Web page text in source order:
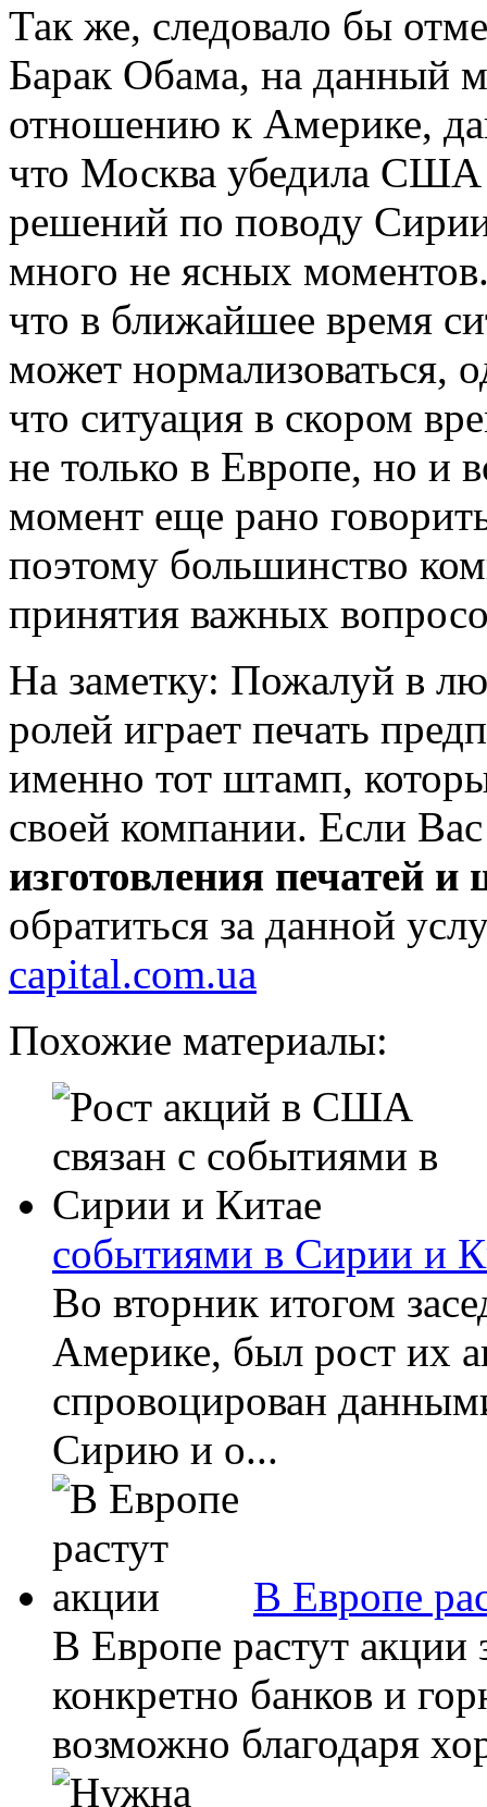
Так же, следовало бы
Барак Обама, на данный
отношению к Америке,
что Москва убедила
решений по поводу
много не ясных
что в ближайшее время
может нормализоваться,
что ситуация в скором
не только в Европе, но и
момент еще рано
поэтому большинство
принятия важных
На заметку: Пожалуй в
ролей играет печать
именно тот штамп,
своей компании. Если
изготовления печатей
обратиться за данной
capital.com.ua
Похожие материалы:
событиями в Сирии и
Во вторник итогом
Америке, был рост их
спровоцирован
Сирию и о...
В Европе
В Европе растут акции
конкретно банков и
возможно благодаря